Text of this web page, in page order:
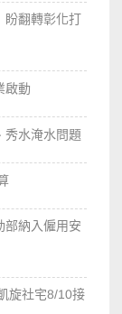
翻轉彰化打
啟動
水淹水問題
部納入僱用安
旋社宅8/10接